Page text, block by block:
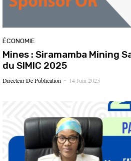
ÉCONOMIE
Mines : Siramamba Mining
du SIMIC 2025
Directeur De Publication - 14 Juin 2025